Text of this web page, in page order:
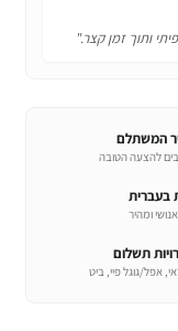
ותוך זמן קצר."
המשתלם
להצעה הטובה
בעברית
ומהיר
תשלום
אפל/גוגל פיי, ביט